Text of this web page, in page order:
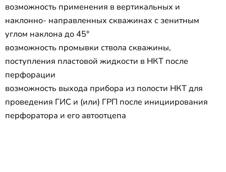
возможность применения в вертикальных и
наклонно- направленных скважинах с зенитным
углом наклона до 45°
возможность промывки ствола скважины,
поступления пластовой жидкости в НКТ после
перфорации
возможность выхода прибора из полости НКТ для
проведения ГИС и (или) ГРП после инициирования
перфоратора и его автоотцепа